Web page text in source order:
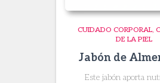
CUIDADO CORPORAL
DE LA PIEL
Jabón de
Este jabón aporta